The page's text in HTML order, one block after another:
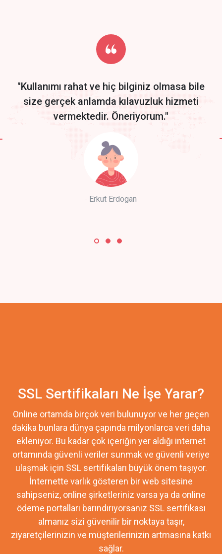
Start by trying our service for 30 days free trial no credit card
required.
"Kullanımı rahat ve hiç bilginiz olmasa bile
size gerçek anlamda kılavuzluk hizmeti
vermektedir. Öneriyorum."
Erkut Erdogan
SSL Sertifikaları Ne İşe Yarar?
Online ortamda birçok veri bulunuyor ve her geçen
dakika bunlara dünya çapında milyonlarca veri daha
ekleniyor. Bu kadar çok içeriğin yer aldığı internet
ortamında güvenli veriler sunmak ve güvenli veriye
ulaşmak için SSL sertifikaları büyük önem taşıyor.
İnternette varlık gösteren bir web sitesine
sahipseniz, online şirketleriniz varsa ya da online
ödeme portalları barındırıyorsanız SSL sertifikası
almanız sizi güvenilir bir noktaya taşır,
ziyaretçilerinizin ve müşterilerinizin artmasına katkı
sağlar.